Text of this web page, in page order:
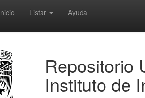
Listar Ayuda
Repositorio
Instituto de